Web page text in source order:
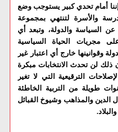
إننا أمام تحدي كبير يستوجب وضع
والأسرة لتنتهي بمجموعة
السياسة والدولة، وتبعد أي
مجريات الحياة السياسية
وقوانينها خارج أي اعتبار غير
ذلك لن تحدث الانتخابات مبكرة
الترقيعية التي لا تغير
طويلة من التربية الخاطئة
الدين والمذاهب وشيوخ القبائل